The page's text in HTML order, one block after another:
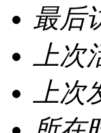
最后
上次
上次